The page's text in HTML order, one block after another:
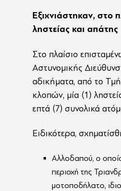
Εξιχνιάστηκαν, στο
ληστείας και απάτης
Στο πλαίσιο
Αστυνομικής
αδικήματα, από το
κλοπών, μία (1)
επτά (7) συνολικά
Ειδικότερα,
Αλλοδαπού, ο
περιοχή της
μοτοποδήλατο,